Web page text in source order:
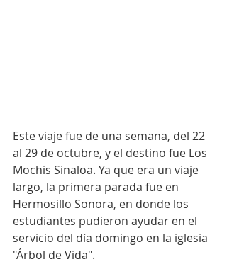
Este viaje fue de una semana, del 22
al 29 de octubre, y el destino fue Los
Mochis Sinaloa. Ya que era un viaje
largo, la primera parada fue en
Hermosillo Sonora, en donde los
estudiantes pudieron ayudar en el
servicio del día domingo en la iglesia
"Árbol de Vida".